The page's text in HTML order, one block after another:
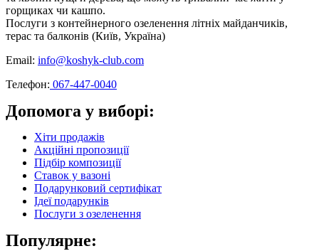
горщиках чи кашпо.
Послуги з контейнерного озеленення літніх майданчиків,
терас та балконів (Київ, Україна)
Email: info@koshyk-club.com
Телефон: 067-447-0040
Допомога у виборі:
Хіти продажів
Акційні пропозиції
Підбір композиції
Ставок у вазоні
Подарунковий сертифікат
Ідеї подарунків
Послуги з озеленення
Популярне: